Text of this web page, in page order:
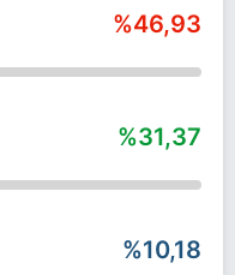
%46,93
%31,37
%10,18